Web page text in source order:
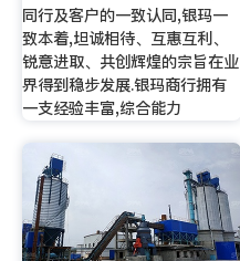
同行及客户的一致认同,银玛一
致本着,坦诚相待、互惠互利、
锐意进取、共创辉煌的宗旨在业
界得到稳步发展.银玛商行拥有
一支经验丰富,综合能力